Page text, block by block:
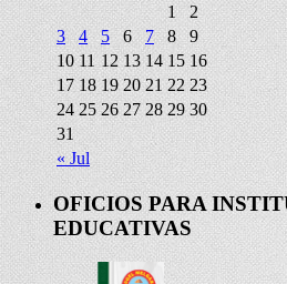
« Jul
1
2
3
4 5 6 7 8
9
10 11 12 13 14 15 16
17 18 19 20 21 22 23
24 25 26 27 28 29 30
31
OFICIOS PARA
EDUCATIVAS